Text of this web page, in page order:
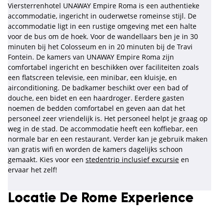
Viersterrenhotel UNAWAY Empire Roma is een authentieke
accommodatie, ingericht in ouderwetse romeinse stijl. De
accommodatie ligt in een rustige omgeving met een halte
voor de bus om de hoek. Voor de wandellaars ben je in 30
minuten bij het Colosseum en in 20 minuten bij de Travi
Fontein. De kamers van UNAWAY Empire Roma zijn
comfortabel ingericht en beschikken over faciliteiten zoals
een flatscreen televisie, een minibar, een kluisje, en
airconditioning. De badkamer beschikt over een bad of
douche, een bidet en een haardroger. Eerdere gasten
noemen de bedden comfortabel en geven aan dat het
personeel zeer vriendelijk is. Het personeel helpt je graag op
weg in de stad. De accommodatie heeft een koffiebar, een
normale bar en een restaurant. Verder kan je gebruik maken
van gratis wifi en worden de kamers dagelijks schoon
gemaakt. Kies voor een stedentrip inclusief excursie en
ervaar het zelf!
Locatie De Rome Experience